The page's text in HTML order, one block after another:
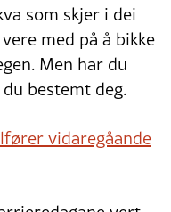
som skjer i dei
med på å bikke
Men har du
bestemt deg.
vidaregåande